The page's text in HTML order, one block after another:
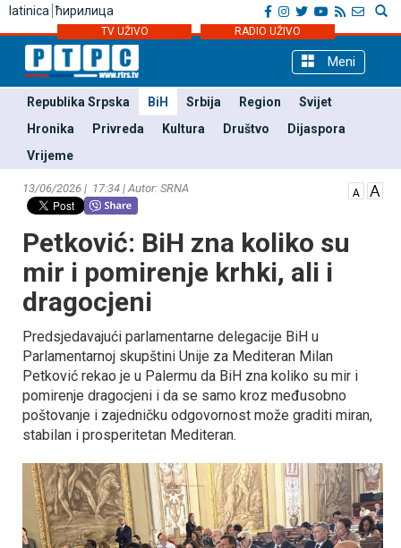
latinica ћирилица
TV UŽIVO RADIO UŽIVO
Meni
Republika Srpska BiH Srbija Region
Svijet
Hronika
Privreda Kultura Društvo
Dijaspora
Vrijeme
13/06/2026 | 17:34 | Autor: SRNA
Petković: BiH zna koliko su
mir i pomirenje krhki, ali i
dragocjeni
Predsjedavajući parlamentarne delegacije BiH u
Parlamentarnoj skupštini Unije za Mediteran Milan
Petković rekao je u Palermu da BiH zna koliko su mir i
pomirenje dragocjeni i da se samo kroz međusobno
poštovanje i zajedničku odgovornost može graditi miran,
stabilan i prosperitetan Mediteran.